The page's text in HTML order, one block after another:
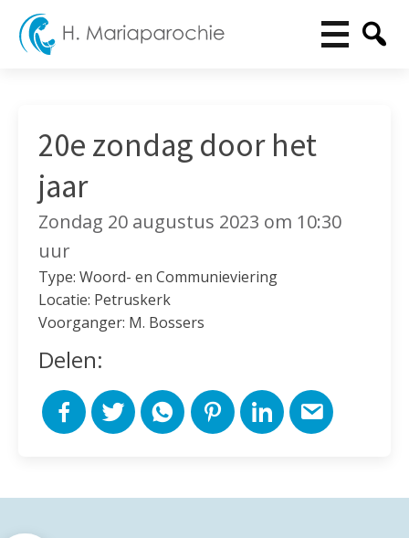
20e zondag door het
jaar
Zondag 20 augustus 2023 om 10:30
uur
Type: Woord- en Communieviering
Locatie: Petruskerk
Voorganger: M. Bossers
Delen: